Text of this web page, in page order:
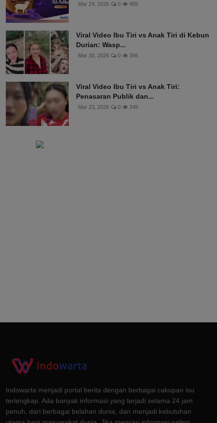
Mar 24, 2026 0 405
Viral Video Ibu Tiri vs Anak Tiri di Kebun
Durian: Wasp...
Mar 30, 2026 0 356
Viral Video Ibu Tiri vs Anak Tiri:
Penasaran Publik dan...
Mar 23, 2026 0 348
Indowarta menjadi portal berita dengan berbagai cakupan isu
terlengkap. Ada banyak informasi yang terjadi selama 24 jam
penuh, dari berbagai belahan dunia, dan menjadi kebutuhan